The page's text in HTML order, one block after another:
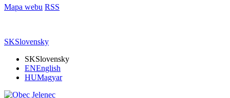
Mapa webu RSS
SKSlovensky
SKSlovensky
ENEnglish
HUMagyar